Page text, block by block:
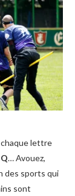
chaque lettre
Q… Avouez,
des sports qui
sont